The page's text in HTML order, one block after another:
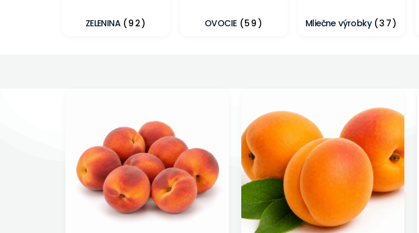
ZELENINA (92) OVOCIE (59) Mliečne výrobky (37)